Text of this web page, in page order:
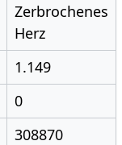
Zerbrochenes
Herz
1.149
0
308870